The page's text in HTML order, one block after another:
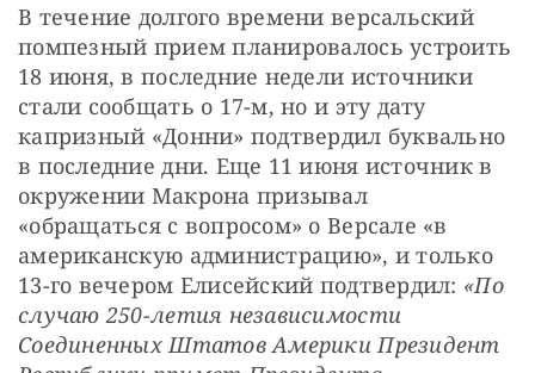
В течение долгого времени версальский
помпезный прием планировалось устроить
18 июня, в последние недели источники
стали сообщать о 17-м, но и эту дату
капризный «Донни» подтвердил буквально
в последние дни. Еще 11 июня источник в
окружении Макрона призывал
«обращаться с вопросом» о Версале «в
американскую администрацию», и только
13-го вечером Елисейский подтвердил: «По
случаю 250-летия независимости
Соединенных Штатов Америки Президент